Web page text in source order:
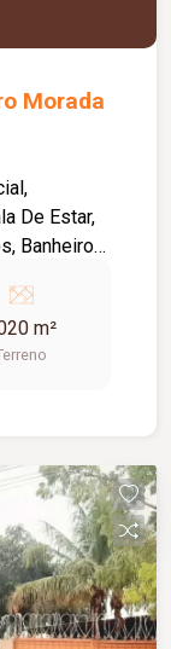
Morada
De Estar,
Banheiro
E Criadora
Em
De
De Área
m²